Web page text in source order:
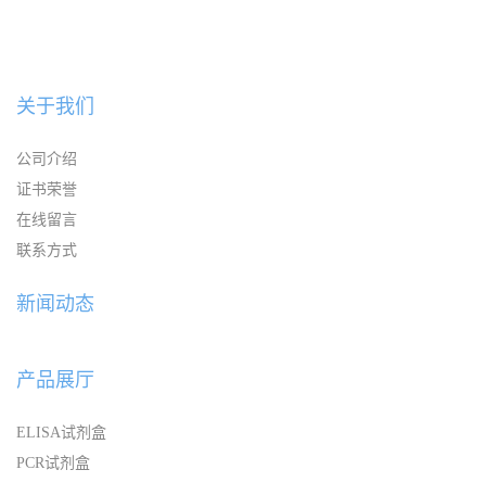
关于我们
公司介绍
证书荣誉
在线留言
联系方式
新闻动态
产品展厅
ELISA试剂盒
PCR试剂盒